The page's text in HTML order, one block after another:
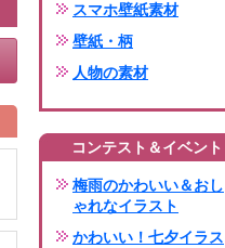
スマホ壁紙素材
壁紙・柄
人物の素材
コンテスト＆イベント
梅雨のかわいい＆おし
ゃれなイラスト
かわいい！七夕イラス